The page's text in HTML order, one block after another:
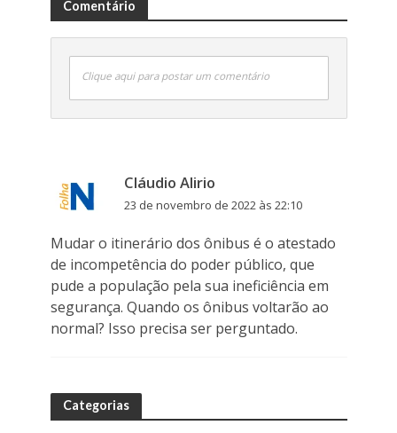
Comentário
Clique aqui para postar um comentário
Cláudio Alirio
23 de novembro de 2022 às 22:10
Mudar o itinerário dos ônibus é o atestado
de incompetência do poder público, que
pude a população pela sua ineficiência em
segurança. Quando os ônibus voltarão ao
normal? Isso precisa ser perguntado.
Categorias